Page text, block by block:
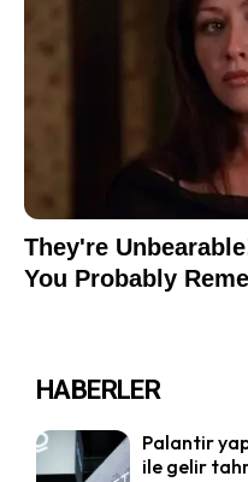
HABERLER
Palantir
ile gelir